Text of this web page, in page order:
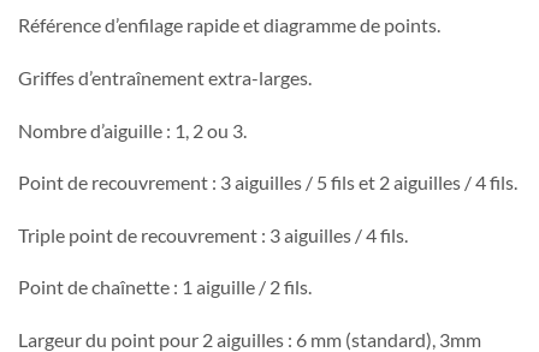
Référence d’enfilage rapide et diagramme de points.
Griffes d’entraînement extra-larges.
Nombre d’aiguille : 1, 2 ou 3.
Point de recouvrement : 3 aiguilles / 5 fils et 2 aiguilles / 4 fils.
Triple point de recouvrement : 3 aiguilles / 4 fils.
Point de chaînette : 1 aiguille / 2 fils.
Largeur du point pour 2 aiguilles : 6 mm (standard), 3mm